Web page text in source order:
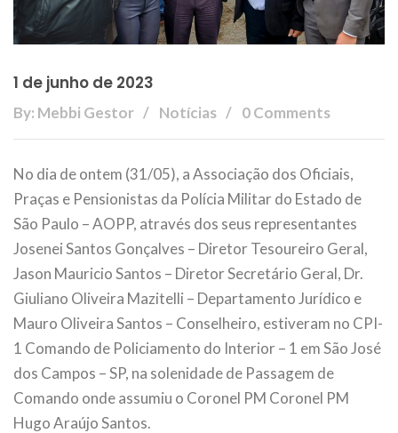
1 de junho de 2023
By: Mebbi Gestor Notícias 0 Comments
No dia de ontem (31/05), a Associação dos Oficiais,
Praças e Pensionistas da Polícia Militar do Estado de
São Paulo – AOPP, através dos seus representantes
Josenei Santos Gonçalves – Diretor Tesoureiro Geral,
Jason Mauricio Santos – Diretor Secretário Geral, Dr.
Giuliano Oliveira Mazitelli – Departamento Jurídico e
Mauro Oliveira Santos – Conselheiro, estiveram no CPI-
1 Comando de Policiamento do Interior – 1 em São José
dos Campos – SP, na solenidade de Passagem de
Comando onde assumiu o Coronel PM Coronel PM
Hugo Araújo Santos.